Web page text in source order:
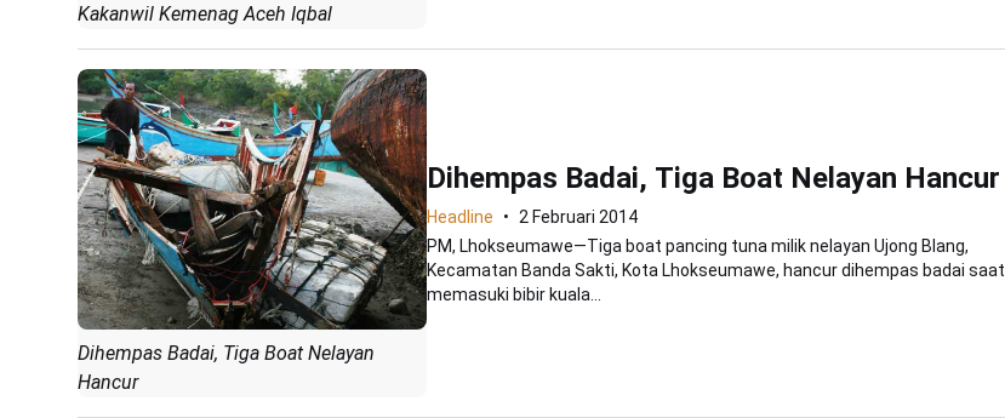
Kakanwil Kemenag Aceh Iqbal
Dihempas Badai, Tiga Boat Nelayan
Hancur
Dihempas Badai, Tiga Boat Nelayan Hancur
Headline
2 Februari 2014
PM, Lhokseumawe—Tiga boat pancing tuna milik nelayan Ujong Blang,
Kecamatan Banda Sakti, Kota Lhokseumawe, hancur dihempas badai saat
memasuki bibir kuala...